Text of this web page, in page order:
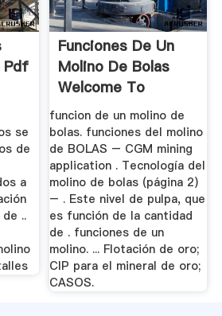
Pdf
se
de
a
..
Funciones De Un
Molino De Bolas
Welcome To
XAMPP
funcion de un molino de
bolas. funciones del molino
de BOLAS – CGM mining
application . Tecnología del
molino de bolas (página 2)
– . Este nivel de pulpa, que
es función de la cantidad
de . funciones de un
molino. ... Flotación de oro;
CIP para el mineral de oro;
CASOS.